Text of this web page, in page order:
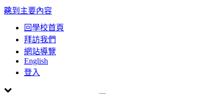
跳到主要內容
:::
回學校首頁
拜訪我們
網站導覽
English
登入